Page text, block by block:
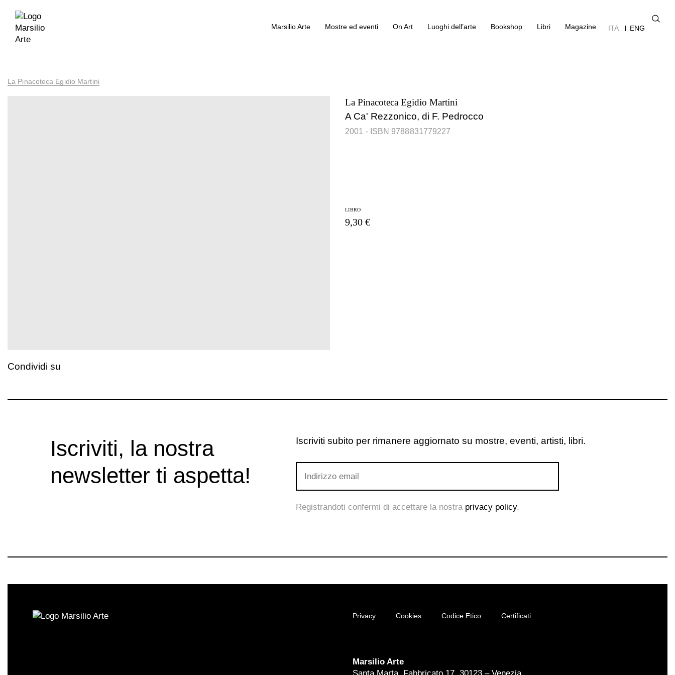
Marsilio Arte Mostre ed eventi On Art Luoghi dell’arte Bookshop Libri Magazine ITA ENG
La Pinacoteca Egidio Martini
Condividi su
La Pinacoteca Egidio Martini
A Ca' Rezzonico, di F. Pedrocco
2001 - ISBN 9788831779227
LIBRO
9,30 €
Iscriviti, la nostra
newsletter ti aspetta!
Iscriviti subito per rimanere aggiornato su mostre, eventi, artisti, libri.
Registrandoti confermi di accettare la nostra privacy policy.
Privacy Cookies Codice Etico Certificati
Marsilio Arte